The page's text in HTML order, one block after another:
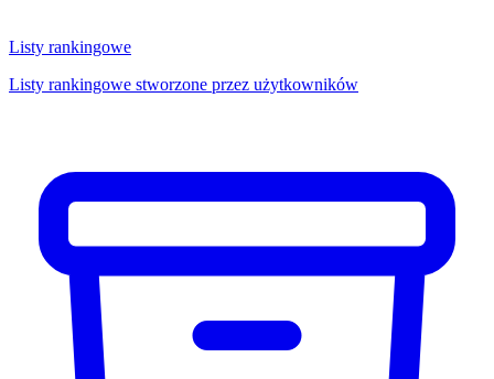
Listy rankingowe
Listy rankingowe stworzone przez użytkowników